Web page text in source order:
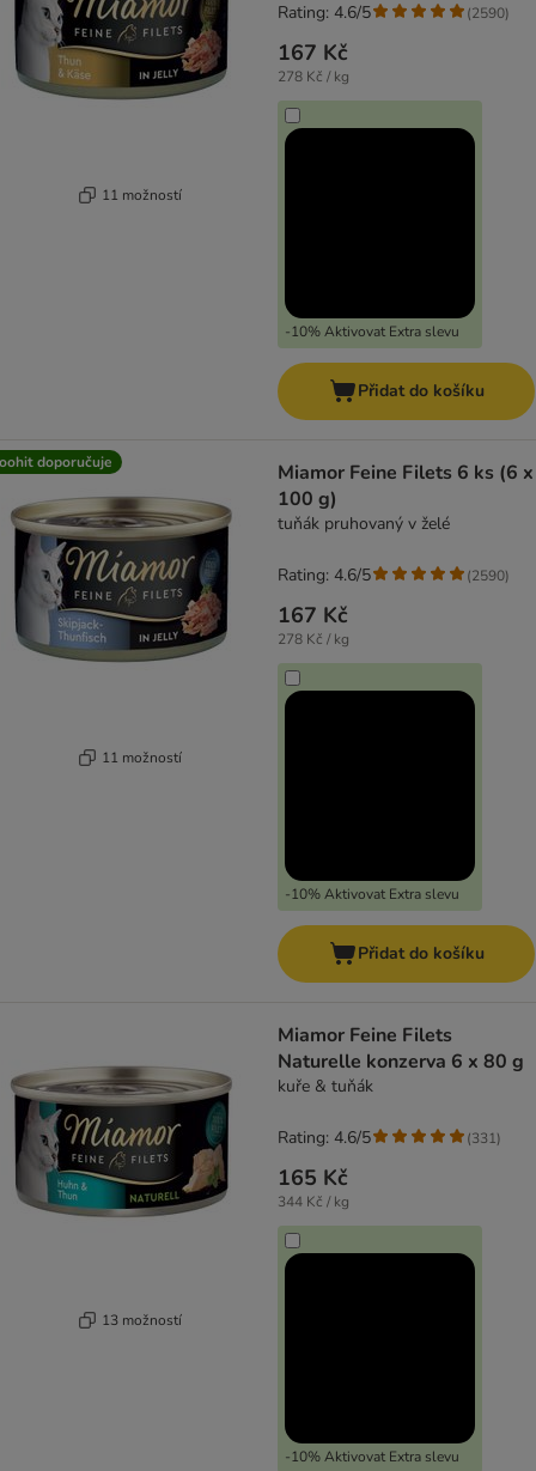
11 možností
167 Kč
278 Kč / kg
-10% Aktivovat Extra slevu
Rating: 4.6/5 (2590)
Přidat do košíku
doporučuje
11 možností
Miamor Feine Filets 6 ks (6 x
100 g)
tuňák pruhovaný v želé
167 Kč
278 Kč / kg
-10% Aktivovat Extra slevu
Rating: 4.6/5 (2590)
Přidat do košíku
13 možností
Miamor Feine Filets
Naturelle konzerva 6 x 80 g
kuře & tuňák
165 Kč
344 Kč / kg
-10% Aktivovat Extra slevu
Rating: 4.6/5 (331)